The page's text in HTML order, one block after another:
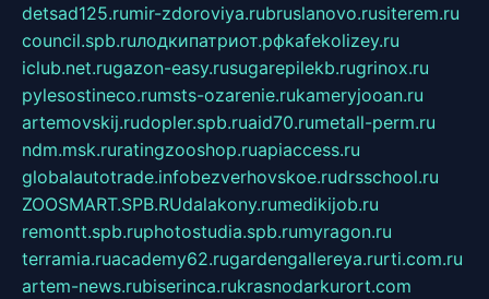
detsad125.rumir-zdoroviya.rubruslanovo.rusiterem.ru
council.spb.ruлодкипатриот.рфkafekolizey.ru
iclub.net.rugazon-easy.rusugarepilekb.rugrinox.ru
pylesostineco.rumsts-ozarenie.rukameryjooan.ru
artemovskij.rudopler.spb.ruaid70.rumetall-perm.ru
ndm.msk.ruratingzooshop.ruapiaccess.ru
globalautotrade.infobezverhovskoe.rudrsschool.ru
ZOOSMART.SPB.RUdalakony.rumedikijob.ru
remontt.spb.ruphotostudia.spb.rumyragon.ru
terramia.ruacademy62.rugardengallereya.rurti.com.ru
artem-news.rubiserinca.rukrasnodarkurort.com